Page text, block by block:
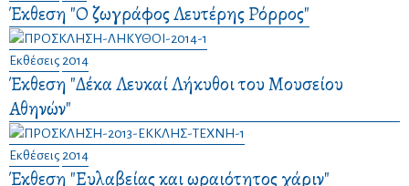
Έκθεση "Ο ζωγράφος Λευτέρης Ρόρρος"
Εκθέσεις 2014
Έκθεση "Δέκα Λευκαί Λήκυθοι του Μουσείου
Αθηνών"
Εκθέσεις 2014
Έκθεση "Ευλαβείας και ωραιότητος χάριν"